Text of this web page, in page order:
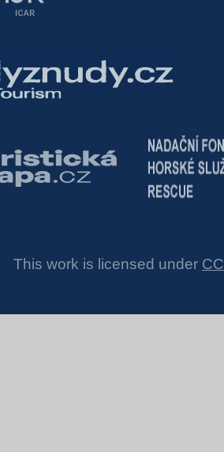
This work is licensed under